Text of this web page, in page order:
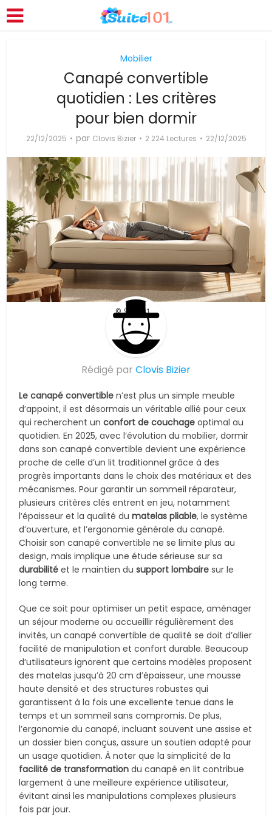
Mobilier
Canapé convertible
quotidien : Les critères
pour bien dormir
22/12/2025 par Clovis Bizier 2 224 Lectures 22/12/2025
© Suite101
Rédigé par Clovis Bizier
Le canapé convertible n’est plus un simple meuble
d’appoint, il est désormais un véritable allié pour ceux
qui recherchent unconfort de couchage optimal au
quotidien. En 2025, avec l’évolution du mobilier, dormir
dans son canapé convertible devient une expérience
proche de celle d’un lit traditionnel grâce à des
progrès importants dans le choix des matériaux et des
mécanismes. Pour garantir un sommeil réparateur,
plusieurs critères clés entrent en jeu, notamment
l’épaisseur et la qualité dumatelas pliable, le système
d’ouverture, et l’ergonomie générale du canapé.
Choisir son canapé convertible ne se limite plus au
design, mais implique une étude sérieuse sur sa
durabilité et le maintien dusupport lombaire sur le
long terme.
Que ce soit pour optimiser un petit espace, aménager
un séjour moderne ou accueillir régulièrement des
invités, un canapé convertible de qualité se doit d’allier
facilité de manipulation et confort durable. Beaucoup
d’utilisateurs ignorent que certains modèles proposent
des matelas jusqu’à 20 cm d’épaisseur, une mousse
haute densité et des structures robustes qui
garantissent à la fois une excellente tenue dans le
temps et un sommeil sans compromis. De plus,
l’ergonomie du canapé, incluant souvent une assise et
un dossier bien conçus, assure un soutien adapté pour
un usage quotidien. À noter que la simplicité de la
facilité de transformation du canapé en lit contribue
largement à une meilleure expérience utilisateur,
évitant ainsi les manipulations complexes plusieurs
fois par jour.